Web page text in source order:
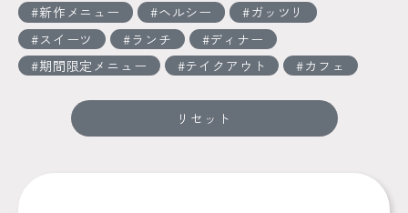
新作メニュー ヘルシー
ガッツリ
スイーツ
ランチ
ディナー
期間限定メニュー
テイクアウト カフェ
リセット